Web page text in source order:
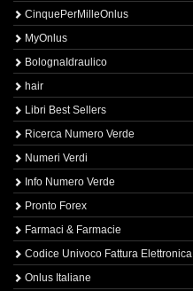
CinquePerMilleOnlus
MyOnlus
BolognaIdraulico
hair
Libri Best Sellers
Ricerca Numero Verde
Numeri Verdi
Info Numero Verde
Pronto Forex
Farmaci & Farmacie
Codice Univoco Fattura Elettronica
Onlus Italiane